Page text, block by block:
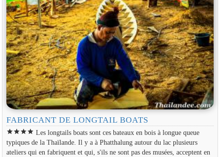
FABRICANT DE LONGTAIL BOATS
starstarstarstar Les longtails boats sont ces bateaux en bois à longue queue
typiques de la Thaïlande. Il y a à Phatthalung autour du lac plusieurs
ateliers qui en fabriquent et qui, s'ils ne sont pas des musées, acceptent en